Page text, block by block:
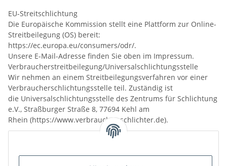
EU-Streitschlichtung
Die Europäische Kommission stellt eine Plattform zur Online-
Streitbeilegung (OS) bereit:
https://ec.europa.eu/consumers/odr/.
Unsere E-Mail-Adresse finden Sie oben im Impressum.
Verbraucherstreitbeilegung/Universalschlichtungsstelle
Wir nehmen an einem Streitbeilegungsverfahren vor einer
Verbraucherschlichtungsstelle teil. Zuständig ist
die Universalschlichtungsstelle des Zentrums für Schlichtung
e.V., Straßburger Straße 8, 77694 Kehl am
Rhein (https://www.verbraucher-schlichter.de).